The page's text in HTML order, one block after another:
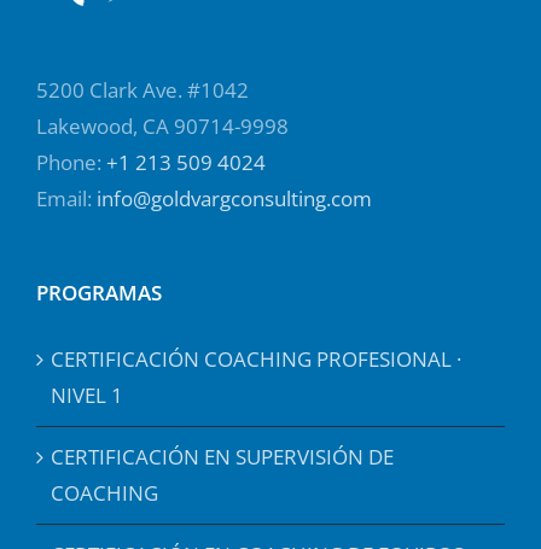
5200 Clark Ave. #1042
Lakewood, CA 90714-9998
Phone: +1 213 509 4024
Email: info@goldvargconsulting.com
PROGRAMAS
CERTIFICACIÓN COACHING PROFESIONAL ·
NIVEL 1
CERTIFICACIÓN EN SUPERVISIÓN DE
COACHING